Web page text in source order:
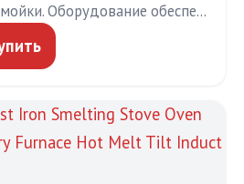
Оборудование обеспе…